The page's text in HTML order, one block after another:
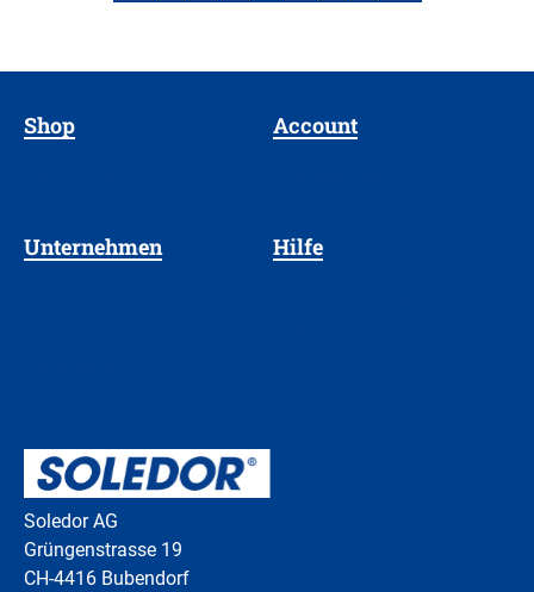
Shop Account
Unternehmen Hilfe
Soledor AG
Grüngenstrasse 19
CH-4416 Bubendorf